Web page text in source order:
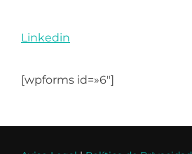
Linkedin
[wpforms id=»6″]